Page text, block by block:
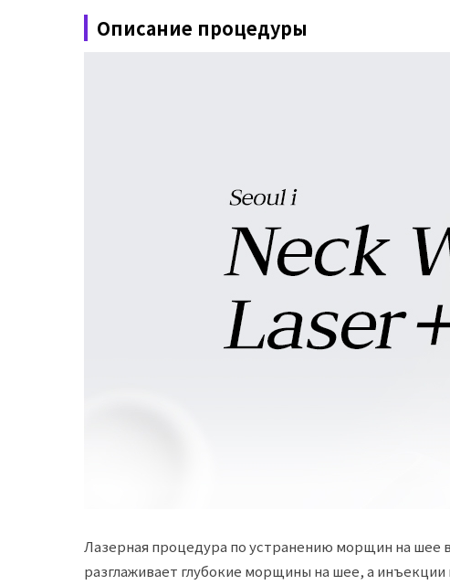
Описание процедуры
Лазерная процедура по устранению морщин на шее
разглаживает глубокие морщины на шее, а